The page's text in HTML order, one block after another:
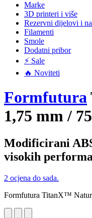
Marke
3D printeri i više
Rezervni dijelovi i
Filamenti
Smole
Dodatni pribor
⚡ Sale
🔥 Noviteti
Formfutura
1,75 mm /
Modificirani
visokih
2 ocjena do sada.
Formfutura TitanX™